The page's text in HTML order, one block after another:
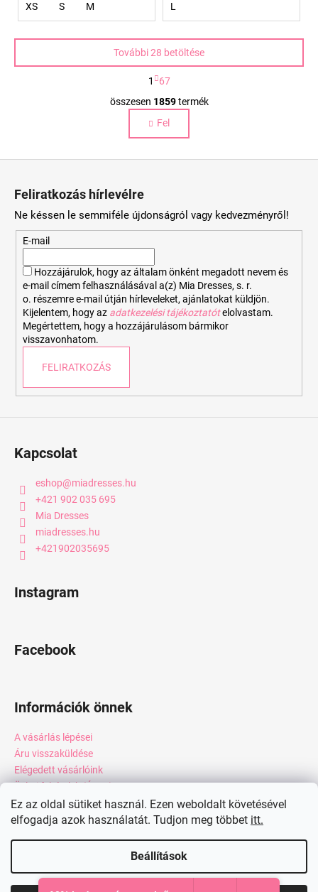
Ez az oldal sütiket használ. Ezen weboldalt követésével
elfogadja azok használatát. Tudjon meg többet itt.
Beállítások
XS S M L
L
i
s
t
a
n
y
t
á
s
e
l
i
További 28 betöltése
L
a
p
o
z
á
1
67
összesen 1859termék
Fel
Feliratkozás hírlevélre
Ne késsen le semmiféle újdonságról vagy kedvezményről!
E-mail
Hozzájárulok, hogy az általam önként megadott nevem és
e-mail címem felhasználásával a(z) Mia Dresses, s. r.
o. részemre e-mail útján hírleveleket, ajánlatokat küldjön.
Kijelentem, hogy az adatkezelési tájékoztatót elolvastam.
Megértettem, hogy a hozzájárulásom bármikor
visszavonhatom.
FELIRATKOZÁS
Kapcsolat
eshop@miadresses.hu
+421 902 035 695
Mia Dresses
miadresses.hu
+421902035695
Instagram
Facebook
Információk önnek
A vásárlás lépései
Áru visszaküldése
Elégedett vásárlóink
Üzleti feltételek (ÁSZF)
Adatkezelési tájékoztató
Webáruház értékelése
Shoptet készítette